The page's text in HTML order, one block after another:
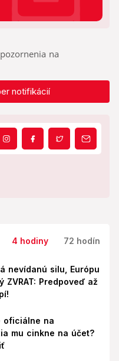
na
notifikácií
4 hodiny 72 hodín
nevídanú silu, Európu
ZVRAT: Predpoveď až
oficiálne na
mu cinkne na účet?